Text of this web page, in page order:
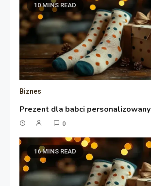
10 MINS READ
Biznes
Prezent dla babci personalizowany
0
16 MINS READ